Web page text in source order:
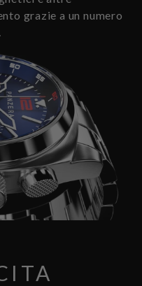
grazie a un numero